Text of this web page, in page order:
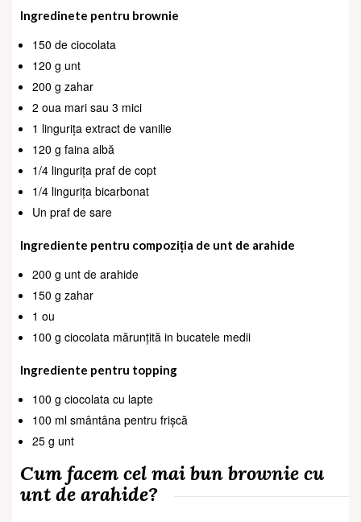
Ingredinete pentru brownie
150 de ciocolata
120 g unt
200 g zahar
2 oua mari sau 3 mici
1 lingurița extract de vanilie
120 g faina albă
1/4 lingurița praf de copt
1/4 lingurița bicarbonat
Un praf de sare
Ingrediente pentru compoziția de unt de arahide
200 g unt de arahide
150 g zahar
1 ou
100 g ciocolata mărunțită in bucatele medii
Ingrediente pentru topping
100 g ciocolata cu lapte
100 ml smântâna pentru frișcă
25 g unt
Cum facem cel mai bun brownie cu
unt de arahide?